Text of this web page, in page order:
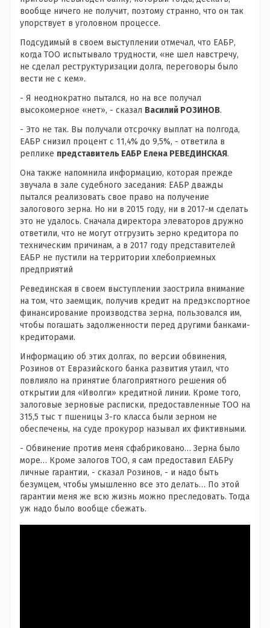
вообще ничего не получит, поэтому странно, что он так
упорствует в уголовном процессе.
Подсудимый в своем выступлении отмечал, что ЕАБР,
когда ТОО испытывало трудности, «не шел навстречу,
не сделал реструктуризации долга, переговоры было
вести не с кем».
- Я неоднократно пытался, но на все получал
высокомерное «нет», - сказал Василий РОЗИНОВ.
- Это не так. Вы получали отсрочку выплат на полгода,
ЕАБР снизил процент с 11,4% до 9,5%, - ответила в
реплике представитель ЕАБР Елена РЕВЕДИНСКАЯ.
Она также напомнила информацию, которая прежде
звучала в зале судебного заседания: ЕАБР дважды
пытался реализовать свое право на получение
залогового зерна. Но ни в 2015 году, ни в 2017-м сделать
это не удалось. Сначала директора элеваторов дружно
ответили, что не могут отгрузить зерно кредитора по
техническим причинам, а в 2017 году представителей
ЕАБР не пустили на территории хлебоприемных
предприятий
Ревединская в своем выступлении заострила внимание
на том, что заемщик, получив кредит на предэкспортное
финансирование производства зерна, пользовался им,
чтобы погашать задолженности перед другими банками-
кредиторами.
Информацию об этих долгах, по версии обвинения,
Розинов от Евразийского банка развития утаил, что
повлияло на принятие благоприятного решения об
открытии для «Иволги» кредитной линии. Кроме того,
залоговые зерновые расписки, предоставленные ТОО на
315,5 тыс т пшеницы 3-го класса были зерном не
обеспечены, на суде прокурор называл их фиктивными.
- Обвинение против меня сфабриковано… Зерна было
море… Кроме залогов ТОО, я сам предоставил ЕАБРу
личные гарантии, - сказал Розинов, - и надо быть
безумцем, чтобы умышленно все это делать… По этой
гарантии меня же всю жизнь можно преследовать. Тогда
уж надо было вообще сбежать.